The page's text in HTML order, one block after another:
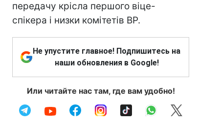
передачу крісла першого віце-
спікера і низки комітетів ВР.
Не упустите главное! Подпишитесь на
наши обновления в Google!
Или читайте нас там, где вам удобно!